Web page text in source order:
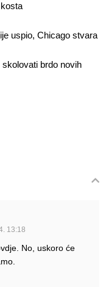
uspio, Chicago stvara
brdo novih
13:18
No, uskoro će